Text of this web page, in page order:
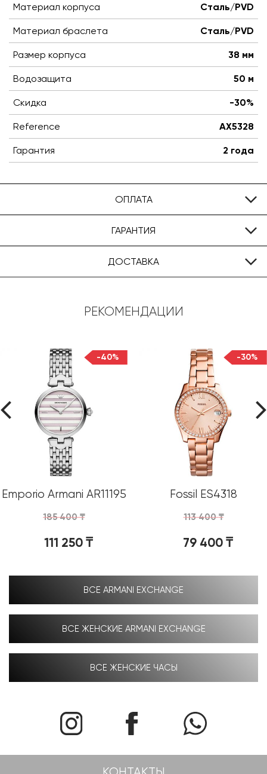
Материал корпуса Сталь/PVD
Материал браслета Сталь/PVD
Размер корпуса 38 мм
Водозащита 50 м
Скидка -30%
Reference AX5328
Гарантия 2 года
ОПЛАТА
ГАРАНТИЯ
ДОСТАВКА
РЕКОМЕНДАЦИИ
Emporio Armani AR11195
185 400₸
111 250₸
-40%
Fossil ES4318
113 400₸
79 400₸
-30%
ВСЕ ARMANI EXCHANGE
ВСЕ ЖЕНСКИЕ ARMANI EXCHANGE
ВСЕ ЖЕНСКИЕ ЧАСЫ